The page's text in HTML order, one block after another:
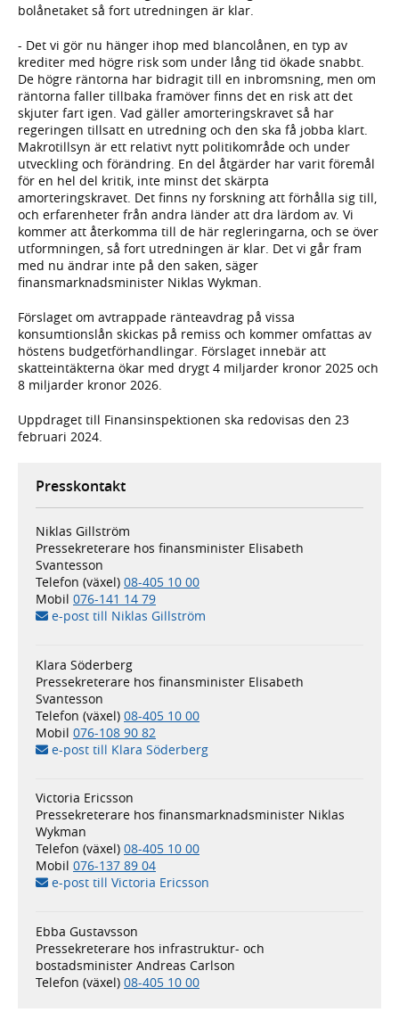
bolånetaket så fort utredningen är klar.
- Det vi gör nu hänger ihop med blancolånen, en typ av
krediter med högre risk som under lång tid ökade snabbt.
De högre räntorna har bidragit till en inbromsning, men om
räntorna faller tillbaka framöver finns det en risk att det
skjuter fart igen. Vad gäller amorteringskravet så har
regeringen tillsatt en utredning och den ska få jobba klart.
Makrotillsyn är ett relativt nytt politikområde och under
utveckling och förändring. En del åtgärder har varit föremål
för en hel del kritik, inte minst det skärpta
amorteringskravet. Det finns ny forskning att förhålla sig till,
och erfarenheter från andra länder att dra lärdom av. Vi
kommer att återkomma till de här regleringarna, och se över
utformningen, så fort utredningen är klar. Det vi går fram
med nu ändrar inte på den saken, säger
finansmarknadsminister Niklas Wykman.
Förslaget om avtrappade ränteavdrag på vissa
konsumtionslån skickas på remiss och kommer omfattas av
höstens budgetförhandlingar. Förslaget innebär att
skatteintäkterna ökar med drygt 4 miljarder kronor 2025 och
8 miljarder kronor 2026.
Uppdraget till Finansinspektionen ska redovisas den 23
februari 2024.
Presskontakt
Niklas Gillström
Pressekreterare hos finansminister Elisabeth
Svantesson
Telefon (växel) 08-405 10 00
Mobil 076-141 14 79
e-post till Niklas Gillström
Klara Söderberg
Pressekreterare hos finansminister Elisabeth
Svantesson
Telefon (växel) 08-405 10 00
Mobil 076-108 90 82
e-post till Klara Söderberg
Victoria Ericsson
Pressekreterare hos finansmarknadsminister Niklas
Wykman
Telefon (växel) 08-405 10 00
Mobil 076-137 89 04
e-post till Victoria Ericsson
Ebba Gustavsson
Pressekreterare hos infrastruktur- och
bostadsminister Andreas Carlson
Telefon (växel) 08-405 10 00